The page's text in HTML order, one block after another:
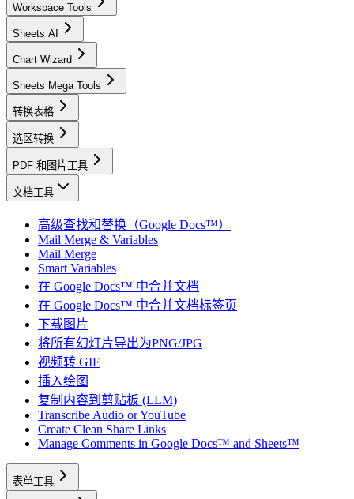
Workspace Tools
Sheets AI
Chart Wizard
Sheets Mega Tools
转换表格
选区转换
PDF 和图片工具
文档工具
高级查找和替换（Google Docs™）
Mail Merge & Variables
Mail Merge
Smart Variables
在 Google Docs™ 中合并文档
在 Google Docs™ 中合并文档标签页
下载图片
将所有幻灯片导出为PNG/JPG
视频转 GIF
插入绘图
复制内容到剪贴板 (LLM)
Transcribe Audio or YouTube
Create Clean Share Links
Manage Comments in Google Docs™ and Sheets™
表单工具